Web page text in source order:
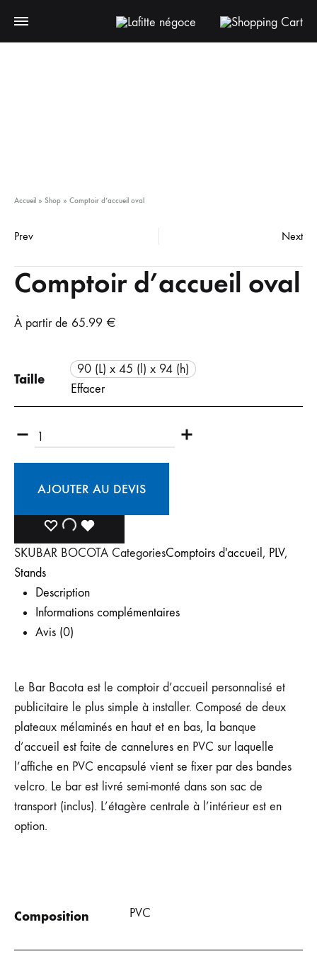
Accueil » Shop » Comptoir d’accueil oval
Prev Next
Comptoir d’accueil oval
À partir de 65.99 €
Taille
90 (L) x 45 (l) x 94 (h)
Effacer
AJOUTER AU DEVIS
SKUBAR BOCOTA CategoriesComptoirs d'accueil , PLV,
Stands
Description
Informations complémentaires
Avis (0)
Le Bar Bacota est le comptoir d’accueil personnalisé et
publicitaire le plus simple à installer. Composé de deux
plateaux mélaminés en haut et en bas, la banque
d’accueil est faite de cannelures en PVC sur laquelle
l’affiche en PVC encapsulé vient se fixer par des bandes
velcro. Le bar est livré semi-monté dans son sac de
transport (inclus). L’étagère centrale à l’intérieur est en
option.
Composition PVC